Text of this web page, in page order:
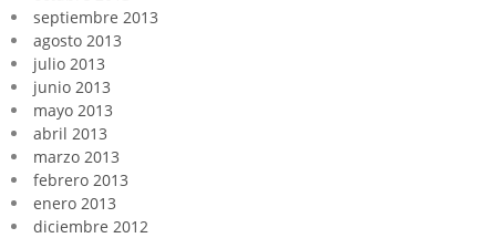
septiembre 2013
agosto 2013
julio 2013
junio 2013
mayo 2013
abril 2013
marzo 2013
febrero 2013
enero 2013
diciembre 2012